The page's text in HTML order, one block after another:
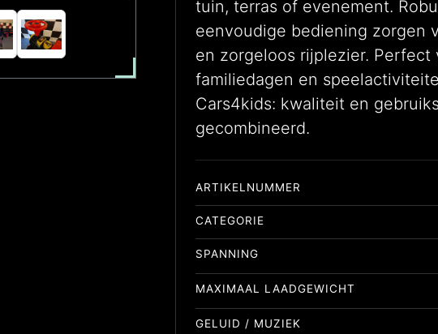
tuin, terras of evenement.
eenvoudige bediening zorgen
en zorgeloos rijplezier. Perfect
familiedagen en
Cars4kids: kwaliteit en
gecombineerd.
ARTIKELNUMMER
CATEGORIE
SPANNING
MAXIMAAL LAADGEWICHT
GELUID / MUZIEK